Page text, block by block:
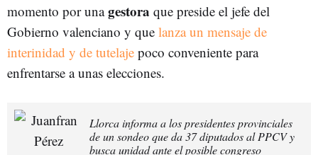
momento por unagestora que preside el jefe del
Gobierno valenciano y que lanza un mensaje de
interinidad y de tutelaje poco conveniente para
enfrentarse a unas elecciones.
Llorca informa a los presidentes provinciales
de un sondeo que da 37 diputados al PPCV y
busca unidad ante el posible congreso